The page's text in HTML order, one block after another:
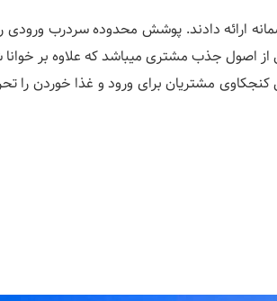
به تیم فنی و مهندسی شرکت آسمانه ارائه دادند. پوشش محدوده
از اصول جذب مشتری میباشد که علاوه بر
مشتریان برای ورود و غذا خوردن را